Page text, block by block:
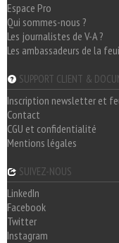
Espace Pro
Qui sommes-nous ?
Les journalistes de V-A ?
Les ambassadeurs de la
SUPPORT CLIENT &
Inscription newsletter et
Contact
CGU et confidentialité
Mentions légales
SUIVEZ-NOUS
LinkedIn
Facebook
Twitter
Instagram